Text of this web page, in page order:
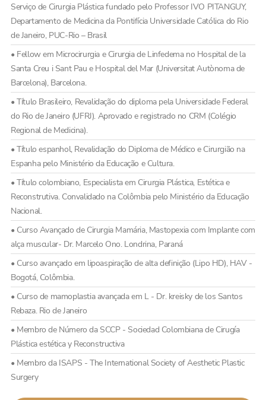
Serviço de Cirurgia Plástica fundado pelo Professor IVO PITANGUY,
Departamento de Medicina da Pontifícia Universidade Católica do Rio
de Janeiro, PUC-Rio – Brasil
• Fellow em Microcirurgia e Cirurgia de Linfedema no Hospital de la
Santa Creu i Sant Pau e Hospital del Mar (Universitat Autònoma de
Barcelona), Barcelona.
• Título Brasileiro, Revalidação do diploma pela Universidade Federal
do Rio de Janeiro (UFRJ). Aprovado e registrado no CRM (Colégio
Regional de Medicina).
• Título espanhol, Revalidação do Diploma de Médico e Cirurgião na
Espanha pelo Ministério da Educação e Cultura.
• Título colombiano, Especialista em Cirurgia Plástica, Estética e
Reconstrutiva. Convalidado na Colômbia pelo Ministério da Educação
Nacional.
• Curso Avançado de Cirurgia Mamária, Mastopexia com Implante com
alça muscular- Dr. Marcelo Ono. Londrina, Paraná
• Curso avançado em lipoaspiração de alta definição (Lipo HD), HAV -
Bogotá, Colômbia.
• Curso de mamoplastia avançada em L - Dr. kreisky de los Santos
Rebaza. Rio de Janeiro
• Membro de Número da SCCP - Sociedad Colombiana de Cirugía
Plástica estética y Reconstructiva
• Membro da ISAPS - The International Society of Aesthetic Plastic
Surgery